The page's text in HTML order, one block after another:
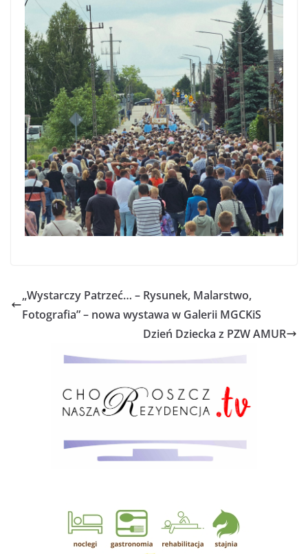
„Wystarczy Patrzeć… – Rysunek, Malarstwo,
Fotografia” – nowa wystawa w Galerii MGCKiS
Dzień Dziecka z PZW AMUR